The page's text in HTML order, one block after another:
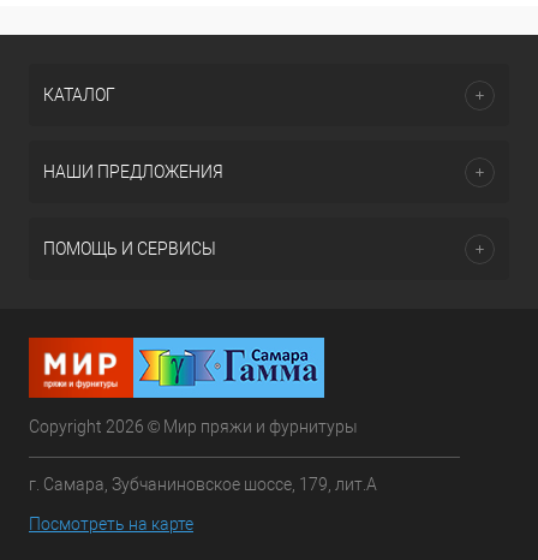
КАТАЛОГ
НАШИ ПРЕДЛОЖЕНИЯ
ПОМОЩЬ И СЕРВИСЫ
Copyright 2026 © Мир пряжи и фурнитуры
г. Самара, Зубчаниновское шоссе, 179, лит.А
Посмотреть на карте